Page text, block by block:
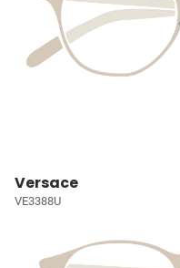
Versace
VE3388U